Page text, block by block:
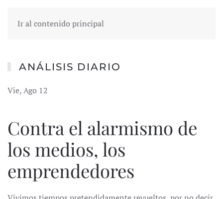
Ir al contenido principal
ANÁLISIS DIARIO
Vie, Ago 12
Contra el alarmismo de
los medios, los
emprendedores